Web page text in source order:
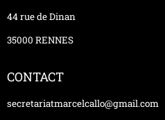
44 rue de Dinan
35000 RENNES
CONTACT
secretariatmarcelcallo@gmail.com